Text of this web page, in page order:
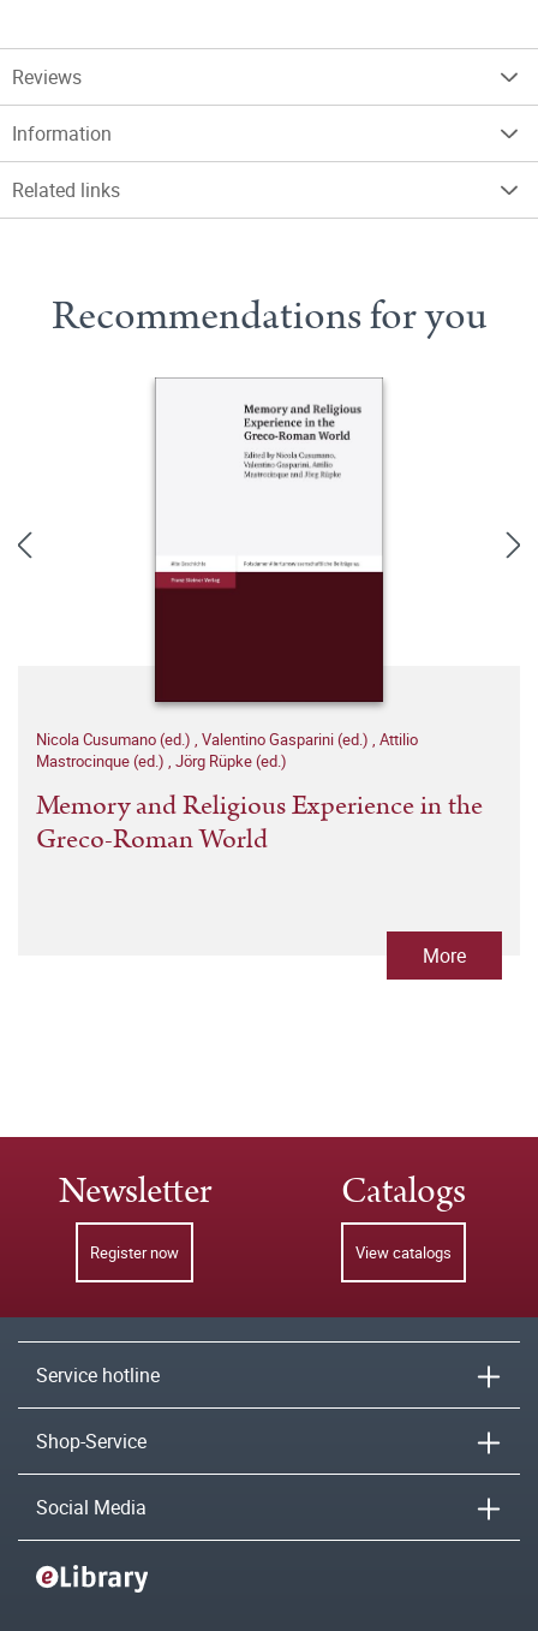
Reviews
Information
Related links
Recommendations for you
Nicola Cusumano (ed.) , Valentino Gasparini (ed.) , Attilio
Mastrocinque (ed.) , Jörg Rüpke (ed.)
Memory and Religious Experience in the
Greco-Roman World
More
Newsletter
Register now
Catalogs
View catalogs
Service hotline
Shop-Service
Social Media